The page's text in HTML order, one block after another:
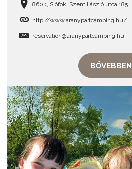
8600, Siófok, Szent László utca 185.
http://www.aranypartcamping.hu/
reservation@aranypartcamping.hu
BŐVEBBEN